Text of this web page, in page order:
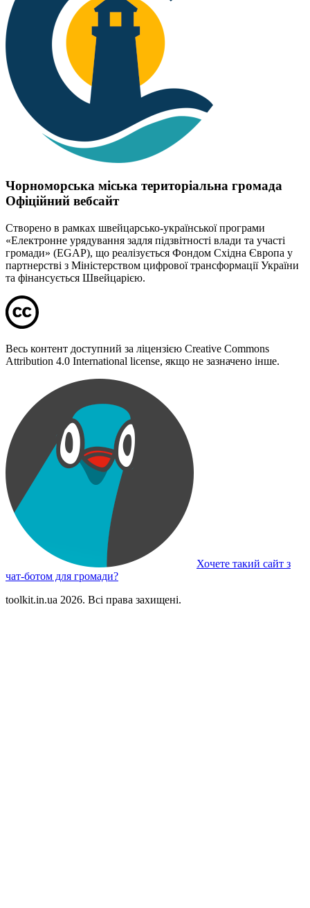
Чорноморська міська територіальна громада
Офіційний вебсайт
Створено в рамках швейцарсько-української програми
«Електронне урядування задля підзвітності влади та участі
громади» (EGAP), що реалізується Фондом Східна Європа у
партнерстві з Міністерством цифрової трансформації України
та фінансується Швейцарією.
Весь контент доступний за ліцензією Creative Commons
Attribution 4.0 International license, якщо не зазначено інше.
Хочете такий сайт з
чат-ботом для громади?
toolkit.in.ua 2026. Всі права захищені.